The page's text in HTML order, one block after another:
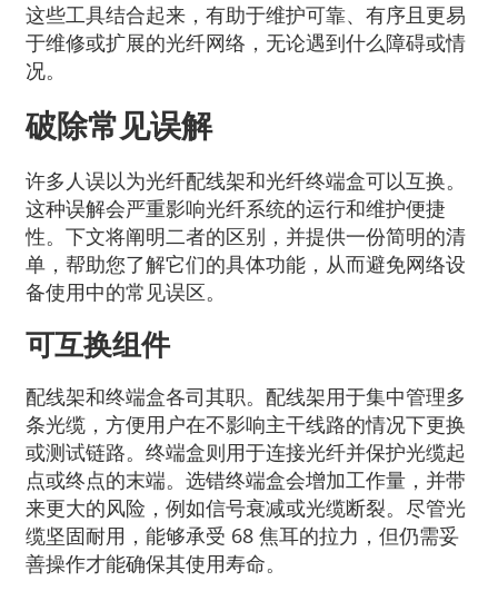
这些工具结合起来，有助于维护可靠、有序且更易
于维修或扩展的光纤网络，无论遇到什么障碍或情
况。
破除常见误解
许多人误以为光纤配线架和光纤终端盒可以互换。
这种误解会严重影响光纤系统的运行和维护便捷
性。下文将阐明二者的区别，并提供一份简明的清
单，帮助您了解它们的具体功能，从而避免网络设
备使用中的常见误区。
可互换组件
配线架和终端盒各司其职。配线架用于集中管理多
条光缆，方便用户在不影响主干线路的情况下更换
或测试链路。终端盒则用于连接光纤并保护光缆起
点或终点的末端。选错终端盒会增加工作量，并带
来更大的风险，例如信号衰减或光缆断裂。尽管光
缆坚固耐用，能够承受 68 焦耳的拉力，但仍需妥
善操作才能确保其使用寿命。